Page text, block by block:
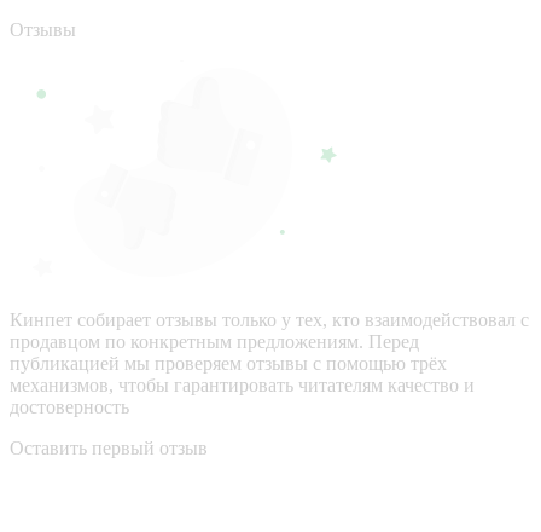
Отзывы
Кинпет собирает отзывы только у тех, кто взаимодействовал с
продавцом по конкретным предложениям. Перед
публикацией мы проверяем отзывы с помощью трёх
механизмов, чтобы гарантировать читателям качество и
достоверность
Оставить первый отзыв